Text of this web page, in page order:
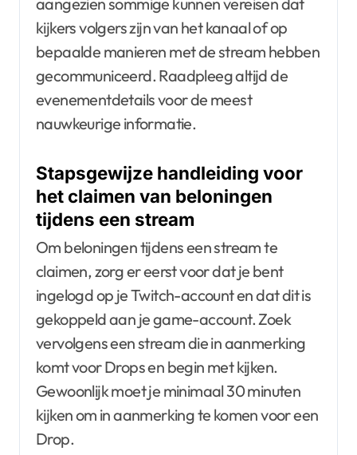
kijkers volgers zijn van het kanaal of op
bepaalde manieren met de stream hebben
gecommuniceerd. Raadpleeg altijd de
evenementdetails voor de meest
nauwkeurige informatie.
Stapsgewijze handleiding voor
het claimen van beloningen
tijdens een stream
Om beloningen tijdens een stream te
claimen, zorg er eerst voor dat je bent
ingelogd op je Twitch-account en dat dit is
gekoppeld aan je game-account. Zoek
vervolgens een stream die in aanmerking
komt voor Drops en begin met kijken.
Gewoonlijk moet je minimaal 30 minuten
kijken om in aanmerking te komen voor een
Drop.